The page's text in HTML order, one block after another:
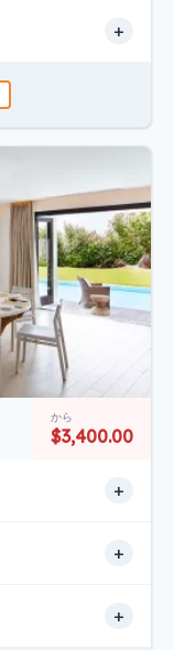
+
から
$3,400.00
+
+
+